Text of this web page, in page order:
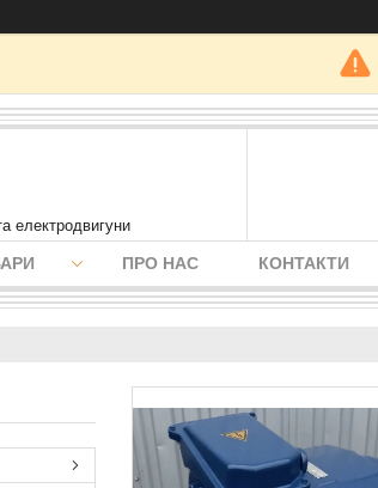
електродвигуни
ПРО НАС КОНТАКТИ